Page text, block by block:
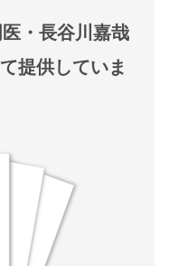
・長谷川嘉哉
提供していま